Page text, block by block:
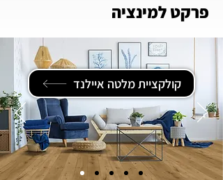
פרקט למינציה
קולקציית מלטה איילנד